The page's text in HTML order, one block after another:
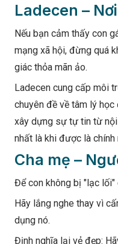
Ladecen –
Nếu bạn cảm thấy con
mạng xã hội, đừng quá
giác thỏa mãn ảo.
Ladecen cung cấp môi
chuyên đề về tâm lý
xây dựng sự tự tin từ nội
nhất là khi được là chính
Cha mẹ –
Để con không bị "lạc
Hãy lắng nghe thay vì
dụng nó.
Định nghĩa lại vẻ đẹp: